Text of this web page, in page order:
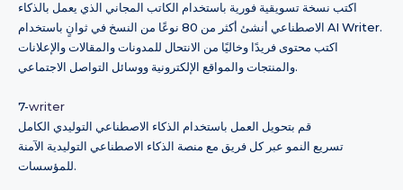
اكتب نسخة تسويقية فورية باستخدام الكاتب المجاني الذي يعمل بالذكاء
الاصطناعي أنشئ أكثر من 80 نوعًا من النسخ في ثوانٍ باستخدام AI Writer.
اكتب محتوى فريدًا وخاليًا من الانتحال للمدونات والمقالات والإعلانات
والمنتجات والمواقع الإلكترونية ووسائل التواصل الاجتماعي.
7-writer
تسريع النمو عبر كل فريق مع منصة الذكاء الاصطناعي التوليدية الآمنة
للمؤسسات.